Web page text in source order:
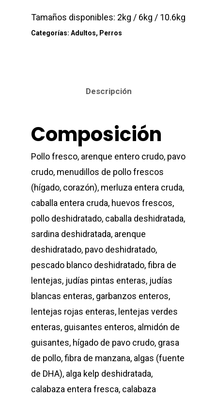
Tamaños disponibles: 2kg / 6kg / 10.6kg
Categorías: Adultos, Perros
Descripción
Composición
Pollo fresco, arenque entero crudo, pavo
crudo, menudillos de pollo frescos
(hígado, corazón), merluza entera cruda,
caballa entera cruda, huevos frescos,
pollo deshidratado, caballa deshidratada,
sardina deshidratada, arenque
deshidratado, pavo deshidratado,
pescado blanco deshidratado, fibra de
lentejas, judías pintas enteras, judías
blancas enteras, garbanzos enteros,
lentejas rojas enteras, lentejas verdes
enteras, guisantes enteros, almidón de
guisantes, hígado de pavo crudo, grasa
de pollo, fibra de manzana, algas (fuente
de DHA), alga kelp deshidratada,
calabaza entera fresca, calabaza
Donde